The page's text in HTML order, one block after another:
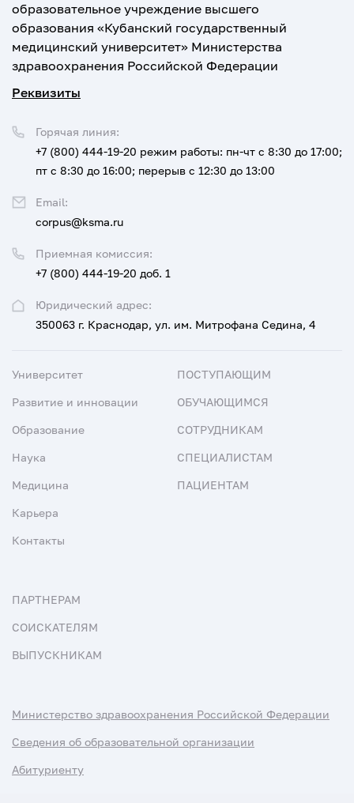
образовательное учреждение высшего
образования «Кубанский государственный
медицинский университет» Министерства
здравоохранения Российской Федерации
Реквизиты
Юридический адрес:
350063 г. Краснодар, ул. им. Митрофана Седина, 4
Приемная комиссия:
+7 (800) 444-19-20 доб. 1
Горячая линия:
+7 (800) 444-19-20 режим работы: пн-чт с 8:30 до 17:00;
пт с 8:30 до 16:00; перерыв с 12:30 до 13:00
Email:
corpus@ksma.ru
Университет
Развитие и инновации
Образование
Наука
Медицина
Карьера
Контакты
ПОСТУПАЮЩИМ
ОБУЧАЮЩИМСЯ
СОТРУДНИКАМ
СПЕЦИАЛИСТАМ
ПАЦИЕНТАМ
ПАРТНЕРАМ
СОИСКАТЕЛЯМ
ВЫПУСКНИКАМ
Министерство здравоохранения Российской Федерации
Сведения об образовательной организации
Абитуриенту